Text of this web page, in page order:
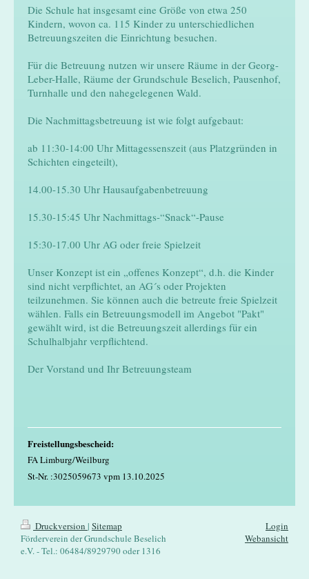
Die Schule hat insgesamt eine Größe von etwa 250
Kindern, wovon ca. 115 Kinder zu unterschiedlichen
Betreuungszeiten die Einrichtung besuchen.
Für die Betreuung nutzen wir unsere Räume in der Georg-
Leber-Halle, Räume der Grundschule Beselich, Pausenhof,
Turnhalle und den nahegelegenen Wald.
Die Nachmittagsbetreuung ist wie folgt aufgebaut:
ab 11:30-14:00 Uhr Mittagessenszeit (aus Platzgründen in
Schichten eingeteilt),
14.00-15.30 Uhr Hausaufgabenbetreuung
15.30-15:45 Uhr Nachmittags-“Snack“-Pause
15:30-17.00 Uhr AG oder freie Spielzeit
Unser Konzept ist ein „offenes Konzept“, d.h. die Kinder
sind nicht verpflichtet, an AG´s oder Projekten
teilzunehmen. Sie können auch die betreute freie Spielzeit
wählen. Falls ein Betreuungsmodell im Angebot "Pakt"
gewählt wird, ist die Betreuungszeit allerdings für ein
Schulhalbjahr verpflichtend.
Der Vorstand und Ihr Betreuungsteam
Freistellungsbescheid:
FA Limburg/Weilburg
St-Nr. :3025059673 vpm 13.10.2025
Druckversion | Sitemap
Förderverein der Grundschule Beselich
e.V. - Tel.: 06484/8929790 oder 1316
Login
Webansicht